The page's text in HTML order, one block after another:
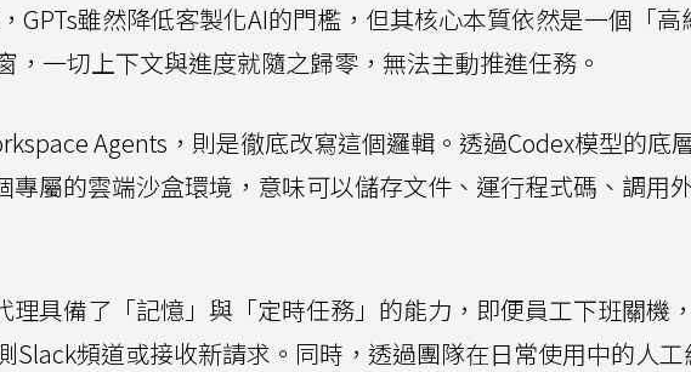
GPTs雖然降低客製化AI的門檻，但其核心本質依然是一個「高
一切上下文與進度就隨之歸零，無法主動推進任務。
Agents，則是徹底改寫這個邏輯。透過Codex模型的底
專屬的雲端沙盒環境，意味可以儲存文件、運行程式碼、調用
理具備了「記憶」與「定時任務」的能力，即便員工下班關機
Slack頻道或接收新請求。同時，透過團隊在日常使用中的人